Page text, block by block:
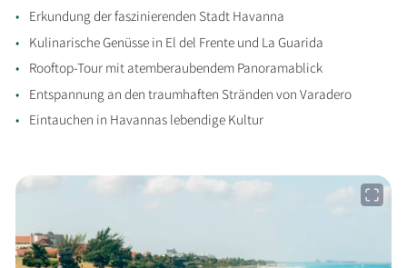
Erkundung der faszinierenden Stadt Havanna
Kulinarische Genüsse in El del Frente und La Guarida
Rooftop-Tour mit atemberaubendem Panoramablick
Entspannung an den traumhaften Stränden von Varadero
Eintauchen in Havannas lebendige Kultur